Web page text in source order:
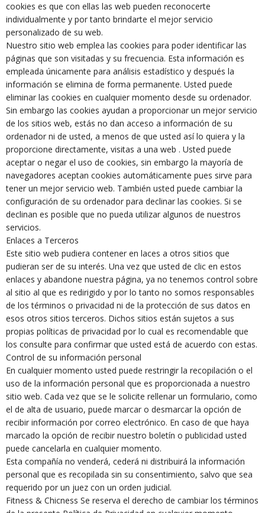
cookies es que con ellas las web pueden reconocerte
individualmente y por tanto brindarte el mejor servicio
personalizado de su web.
Nuestro sitio web emplea las cookies para poder identificar las
páginas que son visitadas y su frecuencia. Esta información es
empleada únicamente para análisis estadístico y después la
información se elimina de forma permanente. Usted puede
eliminar las cookies en cualquier momento desde su ordenador.
Sin embargo las cookies ayudan a proporcionar un mejor servicio
de los sitios web, estás no dan acceso a información de su
ordenador ni de usted, a menos de que usted así lo quiera y la
proporcione directamente, visitas a una web . Usted puede
aceptar o negar el uso de cookies, sin embargo la mayoría de
navegadores aceptan cookies automáticamente pues sirve para
tener un mejor servicio web. También usted puede cambiar la
configuración de su ordenador para declinar las cookies. Si se
declinan es posible que no pueda utilizar algunos de nuestros
servicios.
Enlaces a Terceros
Este sitio web pudiera contener en laces a otros sitios que
pudieran ser de su interés. Una vez que usted de clic en estos
enlaces y abandone nuestra página, ya no tenemos control sobre
al sitio al que es redirigido y por lo tanto no somos responsables
de los términos o privacidad ni de la protección de sus datos en
esos otros sitios terceros. Dichos sitios están sujetos a sus
propias políticas de privacidad por lo cual es recomendable que
los consulte para confirmar que usted está de acuerdo con estas.
Control de su información personal
En cualquier momento usted puede restringir la recopilación o el
uso de la información personal que es proporcionada a nuestro
sitio web. Cada vez que se le solicite rellenar un formulario, como
el de alta de usuario, puede marcar o desmarcar la opción de
recibir información por correo electrónico. En caso de que haya
marcado la opción de recibir nuestro boletín o publicidad usted
puede cancelarla en cualquier momento.
Esta compañía no venderá, cederá ni distribuirá la información
personal que es recopilada sin su consentimiento, salvo que sea
requerido por un juez con un orden judicial.
Fitness & Chicness Se reserva el derecho de cambiar los términos